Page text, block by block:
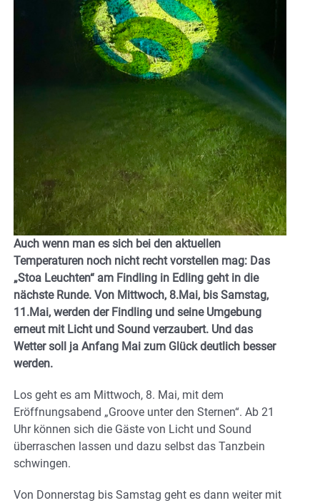
Auch wenn man es sich bei den aktuellen
Temperaturen noch nicht recht vorstellen mag: Das
„Stoa Leuchten“ am Findling in Edling geht in die
nächste Runde. Von Mittwoch, 8.Mai, bis Samstag,
11.Mai, werden der Findling und seine Umgebung
erneut mit Licht und Sound verzaubert. Und das
Wetter soll ja Anfang Mai zum Glück deutlich besser
werden.
Los geht es am Mittwoch, 8. Mai, mit dem
Eröffnungsabend „Groove unter den Sternen“. Ab 21
Uhr können sich die Gäste von Licht und Sound
überraschen lassen und dazu selbst das Tanzbein
schwingen.
Von Donnerstag bis Samstag geht es dann weiter mit